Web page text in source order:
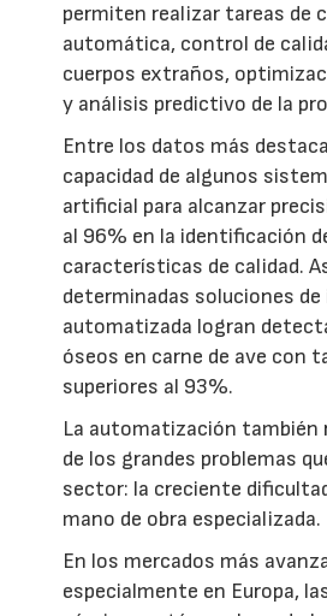
permiten realizar tareas de
automática, control de
cuerpos extraños,
y análisis predictivo de la
Entre los datos más
capacidad de algunos
artificial para alcanzar
al 96% en la identificación
características de calidad.
determinadas soluciones
automatizada logran
óseos en carne de ave con
superiores al 93%.
La automatización también
de los grandes problemas
sector: la creciente
mano de obra especializada.
En los mercados más
especialmente en Europa,